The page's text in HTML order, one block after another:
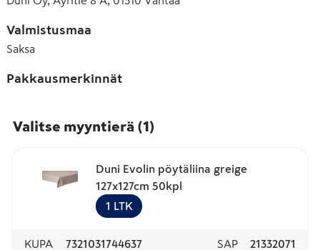
Valmistusmaa
Saksa
Pakkausmerkinnät
Valitse myyntierä (1)
Duni Evolin pöytäliina greige
127x127cm 50kpl
1 LTK
KUPA 7321031744637 SAP 21332071